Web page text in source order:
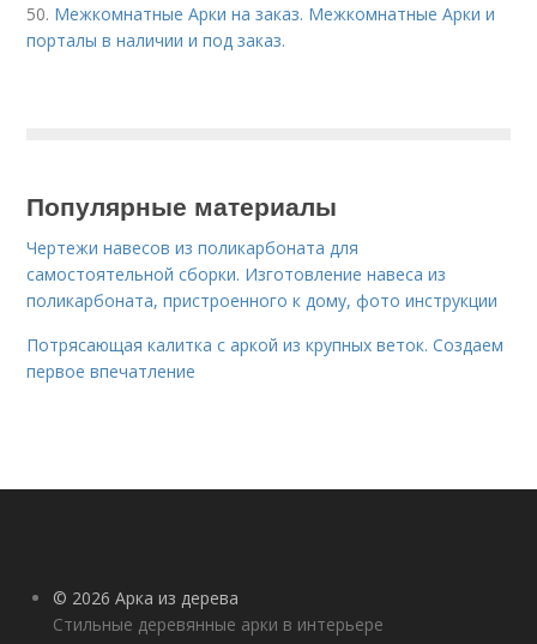
50. Межкомнатные Арки на заказ. Межкомнатные Арки и
порталы в наличии и под заказ.
Популярные материалы
Чертежи навесов из поликарбоната для
самостоятельной сборки. Изготовление навеса из
поликарбоната, пристроенного к дому, фото инструкции
Потрясающая калитка с аркой из крупных веток. Создаем
первое впечатление
© 2026 Арка из дерева
Стильные деревянные арки в интерьере